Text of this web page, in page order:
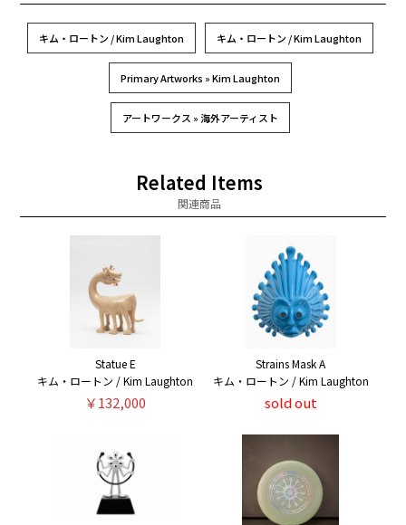
キム・ロートン / Kim Laughton キム・ロートン / Kim Laughton
Primary Artworks » Kim Laughton
アートワークス » 海外アーティスト
Related Items
関連商品
Statue E
キム・ロートン / Kim Laughton
￥132,000
Strains Mask A
キム・ロートン / Kim Laughton
sold out